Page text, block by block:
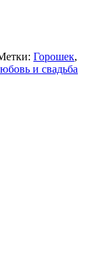
Горошек,
и свадьба